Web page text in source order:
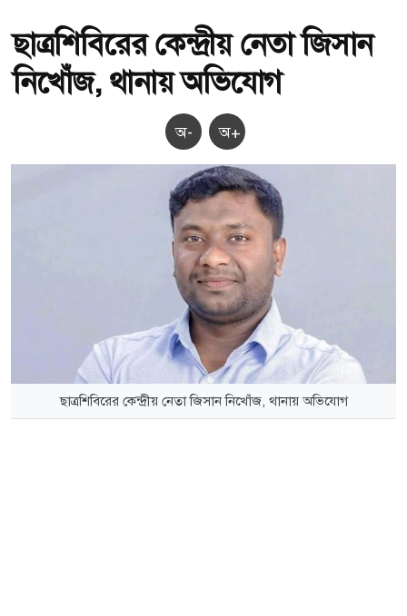
ছাত্রশিবিরের কেন্দ্রীয় নেতা জিসান
নিখোঁজ, থানায় অভিযোগ
অ- অ+
ছাত্রশিবিরের কেন্দ্রীয় নেতা জিসান নিখোঁজ, থানায় অভিযোগ